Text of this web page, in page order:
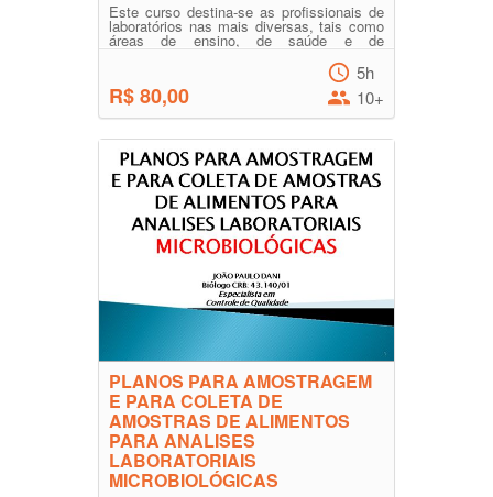
Este curso destina-se as profissionais de
laboratórios nas mais diversas, tais como
áreas de ensino, de saúde e de
laboratórios alimentos...
R$ 80,00
5h
10+
PLANOS PARA AMOSTRAGEM
E PARA COLETA DE
AMOSTRAS DE ALIMENTOS
PARA ANALISES
LABORATORIAIS
MICROBIOLÓGICAS